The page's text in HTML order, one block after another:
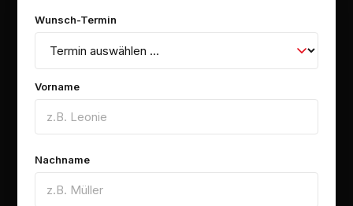
Wunsch-Termin
Vorname
Nachname